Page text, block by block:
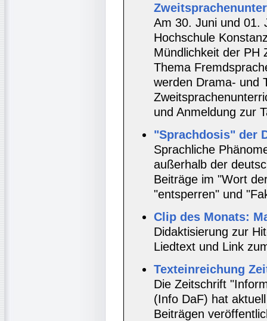
Am 30. Juni und 01.
Hochschule
Mündlichkeit der PH
Thema
werden Drama- und
und Anmeldung zur
"Sprachdosis" der
Sprachliche
außerhalb der
Beiträge im "Wort
"entsperren" und
Clip des Monats:
Didaktisierung zur
Liedtext und Link
Texteinreichung
Die Zeitschrift
(Info DaF) hat
Beiträgen